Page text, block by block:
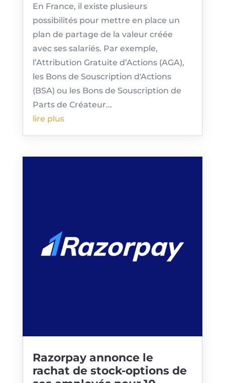
En France, il existe plusieurs
possibilités pour mettre en place un
plan de partage de la valeur créée
avec ses salariés. Par exemple,
l’Attribution Gratuite d’Actions (AGA),
les Bons de Souscription d'Actions
(BSA) ou les Bons de Souscription de
Parts de Créateur...
lire plus
Razorpay annonce le
rachat de stock-options de